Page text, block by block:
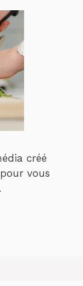
créé
vous